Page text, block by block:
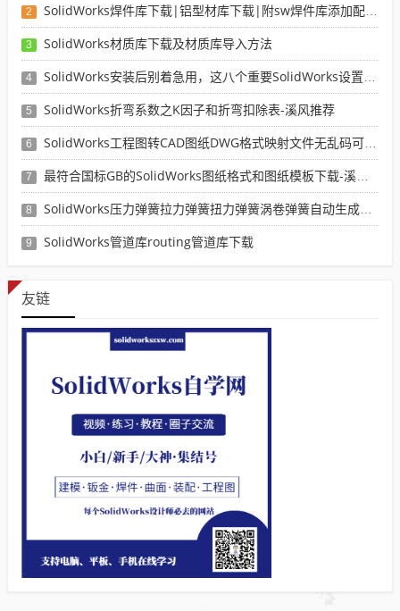
2 SolidWorks焊件库下载|铝型材库下载|附sw焊件库添加配置使用教程
3 SolidWorks材质库下载及材质库导入方法
4 SolidWorks安装后别着急用，这八个重要SolidWorks设置可以提高你的画图效率
5 SolidWorks折弯系数之K因子和折弯扣除表-溪风推荐
6 SolidWorks工程图转CAD图纸DWG格式映射文件无乱码可分层-溪风亲测推荐
7 最符合国标GB的SolidWorks图纸格式和图纸模板下载-溪风专用版
8 SolidWorks压力弹簧拉力弹簧扭力弹簧涡卷弹簧自动生成宏程序下载
9 SolidWorks管道库routing管道库下载
友链